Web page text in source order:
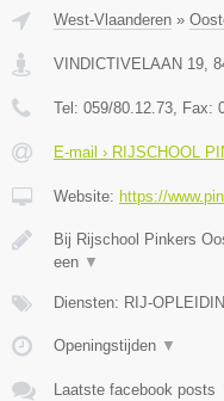
West-Vlaanderen »
VINDICTIVELAAN 19,
Tel: 059/80.12.73, Fax:
E-mail › RIJSCHOOL
Website: https://
Bij Rijschool Pinkers
een ▼
Diensten: RIJ-
Openingstijden ▼
Laatste facebook posts